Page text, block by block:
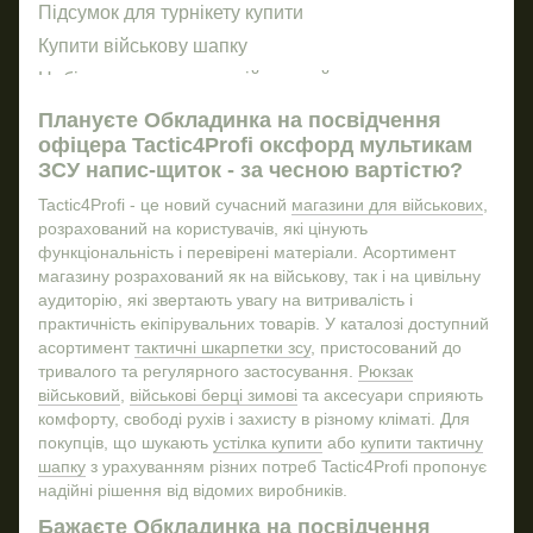
Підсумок для турнікету купити
Купити військову шапку
Набір для виживання військовий
Підсумок тактичний
Мачета
Купити кросівки військові
Купити підсумки
Купити захисні окуляри
Напашники
Військовий магазин київ
Військові аксесуари
Купити рукавиці тактичні
Тактичний підсумок
Устілка
Купити все для військових
Плануєте Обкладинка на посвідчення
офіцера Tactic4Profi оксфорд мультикам
ЗСУ напис-щиток - за чесною вартістю?
Tactic4Profi - це новий сучасний магазини для військових
розрахований на користувачів, які цінують
функціональність і перевірені матеріали. Асортимент
магазину розрахований як на військову, так і на цивільну
аудиторію, які звертають увагу на витривалість і
практичність екіпірувальних товарів. У каталозі доступний
асортимент тактичні шкарпетки зсу, пристосований до
тривалого та регулярного застосування. Рюкзак
військовий
військові берці зимові та аксесуари сприяють
комфорту, свободі рухів і захисту в різному кліматі. Для
покупців, що шукають устілка купити або купити тактичну
шапку з урахуванням різних потреб Tactic4Profi пропонує
надійні рішення від відомих виробників.
Бажаєте Обкладинка на посвідчення